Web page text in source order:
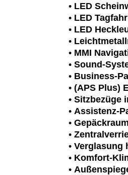
• LED
• LED
• LED
•
• MMI
• Sound-
• Business-
• (APS Plus)
• Sitzbezüge
• Assistenz-
•
•
• Verglasung
• Komfort-
•